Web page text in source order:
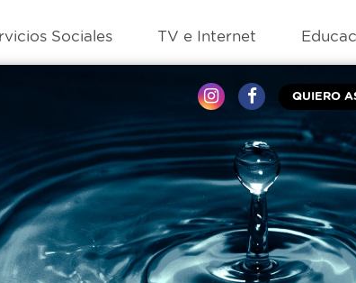
Sociales TV e Internet
QUIERO